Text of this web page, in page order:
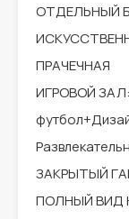
ОТДЕЛЬНЫЙ
ПРАЧЕЧНАЯ
ИГРОВОЙ ЗАЛ:
ЗАКРЫТЫЙ
ПОЛНЫЙ ВИД